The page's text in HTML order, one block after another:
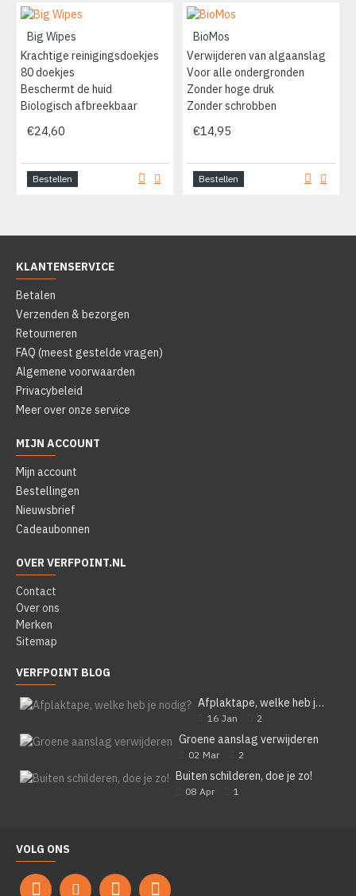
Big Wipes
Krachtige reinigingsdoekjes
80 doekjes
Beschermt de huid
Biologisch afbreekbaar
€24,60
Bestellen
BioMos
Verwijderen van algaanslag
Voor alle ondergronden
Zonder hoge druk
Zonder schrobben
€14,95
Bestellen
KLANTENSERVICE
Betalen
Verzenden & bezorgen
Retourneren
FAQ (meest gestelde vragen)
Algemene voorwaarden
Privacybeleid
Meer over onze service
MIJN ACCOUNT
Mijn account
Bestellingen
Nieuwsbrief
Cadeaubonnen
OVER VERFPOINT.NL
Contact
Over ons
Merken
Sitemap
VERFPOINT BLOG
Afplaktape, welke heb je nodig?
16 Jan 2
Groene aanslag verwijderen
02 Mar 2
Buiten schilderen, doe je zo!
08 Apr 1
VOLG ONS